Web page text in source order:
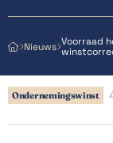
NieuwsVoorraad
Ondernemingswinst